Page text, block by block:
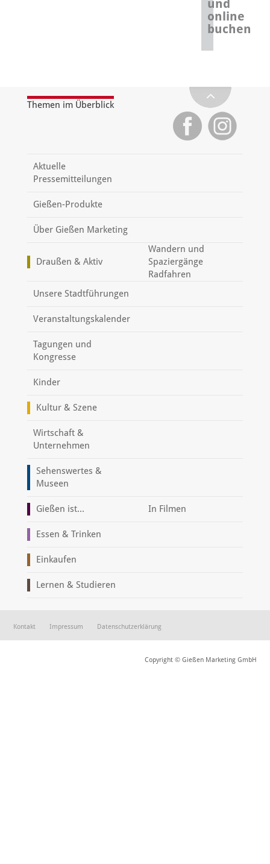
und
online
buchen
Themen im Überblick
Aktuelle
Pressemitteilungen
Gießen-Produkte
Über Gießen Marketing
Draußen & Aktiv
Wandern und
Spaziergänge
Radfahren
Unsere Stadtführungen
Veranstaltungskalender
Tagungen und
Kongresse
Kinder
Kultur & Szene
Wirtschaft &
Unternehmen
Sehenswertes &
Museen
Gießen ist... In Filmen
Essen & Trinken
Einkaufen
Lernen & Studieren
Kontakt Impressum Datenschutzerklärung
Copyright © Gießen Marketing GmbH